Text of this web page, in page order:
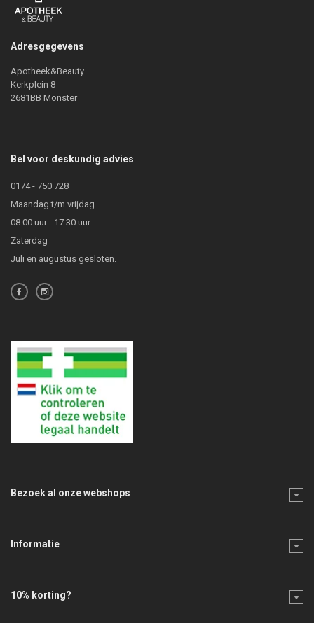
Adresgegevens
Apotheek&Beauty
Kerkplein 8
2681BB Monster
Bel voor deskundig advies
0174 - 750 728
Maandag t/m vrijdag
08:00 uur - 17:30 uur.
Zaterdag
Juli en augustus gesloten.
Bezoek al onze webshops
Informatie
10% korting?